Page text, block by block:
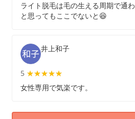
ライト脱毛は毛の生える周期で通
と思ってもここでないと😆
井上和子
5 ★★★★★
★★★★★
女性専用で気楽です。